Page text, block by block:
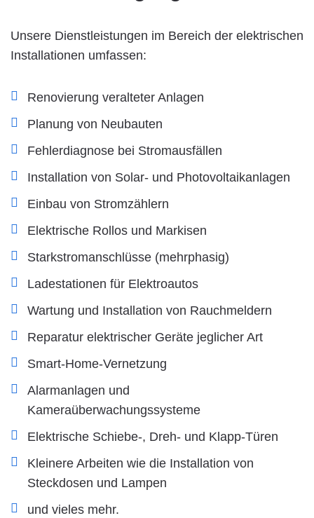
Unsere Dienstleistungen im Bereich der elektrischen
Installationen umfassen:
Renovierung veralteter Anlagen
Planung von Neubauten
Fehlerdiagnose bei Stromausfällen
Installation von Solar- und Photovoltaikanlagen
Einbau von Stromzählern
Elektrische Rollos und Markisen
Starkstromanschlüsse (mehrphasig)
Ladestationen für Elektroautos
Wartung und Installation von Rauchmeldern
Reparatur elektrischer Geräte jeglicher Art
Smart-Home-Vernetzung
Alarmanlagen und
Kameraüberwachungssysteme
Elektrische Schiebe-, Dreh- und Klapp-Türen
Kleinere Arbeiten wie die Installation von
Steckdosen und Lampen
und vieles mehr.